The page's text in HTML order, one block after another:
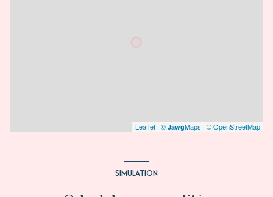
Leaflet | © JawgMaps | © OpenStreetMap
SIMULATION